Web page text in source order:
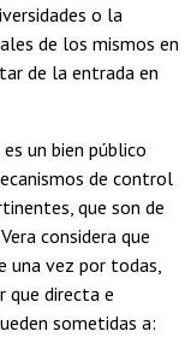
o la
de los mismos en
de la entrada en
un bien público
de control
que son de
considera que
una vez por todas,
que directa e
sometidas a: